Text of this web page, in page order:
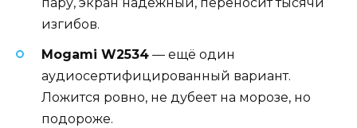
изгибов.
Mogami W2534 — ещё один
аудиосертифицированный вариант.
Ложится ровно, не дубеет на морозе, но
подороже.